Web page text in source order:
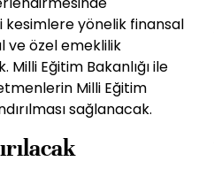
yönelik finansal
ve özel emeklilik
Milli Eğitim Bakanlığı ile
Milli Eğitim
sağlanacak.